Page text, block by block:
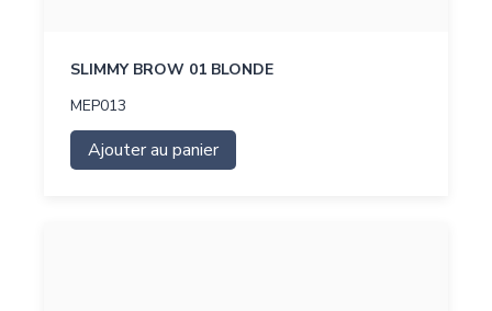
SLIMMY BROW 01 BLONDE
MEP013
Ajouter au panier